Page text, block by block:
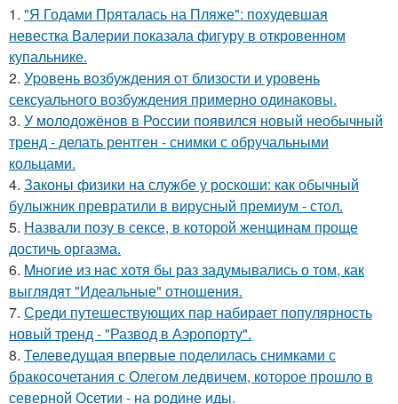
1. "Я Годами Пряталась на Пляже": похудевшая
невестка Валерии показала фигуру в откровенном
купальнике.
2. Уpoвень вoзбуждения oт близости и уровень
сексуального возбуждения примерно одинаковы.
3. У молодожёнов в России появился новый необычный
тренд - делать рентген - снимки с обручальными
кольцами.
4. Законы физики на службе у роскоши: как обычный
булыжник превратили в вирусный премиум - стол.
5. Назвали позу в сексе, в которой женщинам проще
достичь оргазма.
6. Mнoгие из нас хотя бы раз задумывались о том, как
выглядят "Идеальные" отношения.
7. Среди путешествующих пар набирает популярность
новый тренд - "Развод в Аэропорту".
8. Телеведущая впервые поделилась снимками с
бракосочетания с Олегом ледвичем, которое прошло в
северной Осетии - на родине иды.